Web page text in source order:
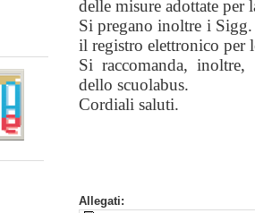
delle misure adottate per
Si pregano inoltre i
il registro elettronico per
Si raccomanda, inoltre,
dello scuolabus.
Cordiali saluti.
Allegati: